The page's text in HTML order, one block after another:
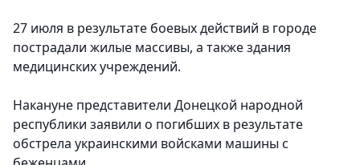
27 июля в результате боевых действий в городе
пострадали жилые массивы, а также здания
медицинских учреждений.
Накануне представители Донецкой народной
республики заявили о погибших в результате
обстрела украинскими войсками машины с